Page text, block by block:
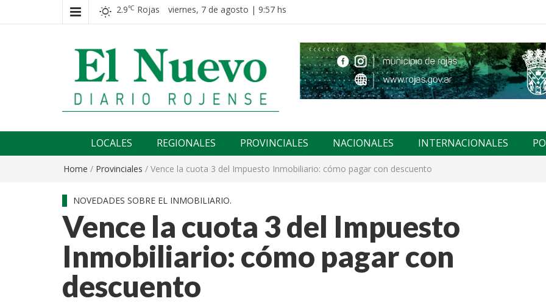
2.9℃ Rojas viernes, 7 de agosto | 9:57 hs
El nuevo rojense
LOCALES REGIONALES PROVINCIALES NACIONALES INTERNACIONALES
Home / Provinciales / Vence la cuota 3 del Impuesto Inmobiliario: cómo pagar con descuento
NOVEDADES SOBRE EL INMOBILIARIO.
Vence la cuota 3 del Impuesto
Inmobiliario: cómo pagar con
descuento